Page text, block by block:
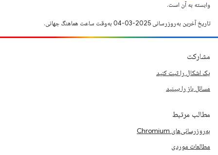
وابسته به آن است.
تاریخ آخرین به‌روزرسانی 2025-03-04 به‌وقت ساعت هماهنگ جهانی.
مشارکت
یک اشکال را ثبت کنید
مسائل باز را ببینید
مطالب مرتبط
به‌روزرسانی‌های Chromium
مطالعات موردی